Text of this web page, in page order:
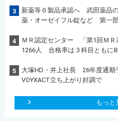
3
新薬等６製品承認へ 武田薬品
薬・オーゼイフル錠など 第一
4
ＭＲ認定センター 「第1回Ｍ
1266人 合格率は３科目ともに
5
大塚HD・井上社長 26年度通
VOYXACT立ち上がり好調で
もっと